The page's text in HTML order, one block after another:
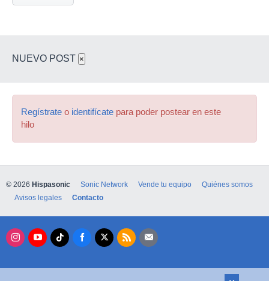
NUEVO POST ×
Regístrate o identifícate para poder postear en este
hilo
© 2026 Hispasonic Sonic Network Vende tu equipo
Quiénes somos
Avisos legales
Contacto